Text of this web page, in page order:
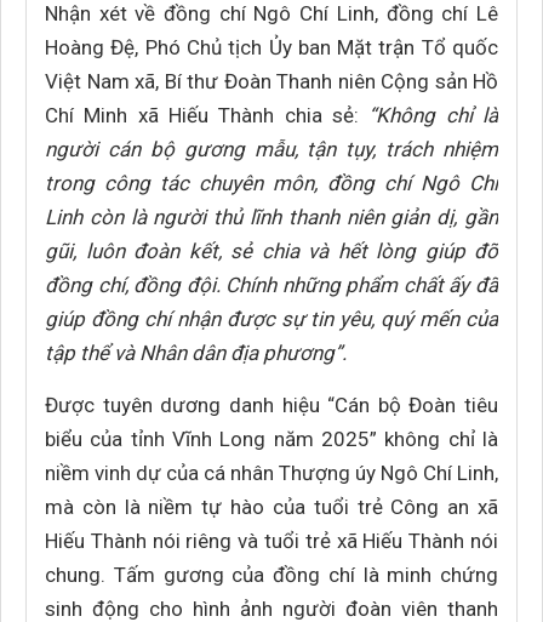
Nhận xét về đồng chí Ngô Chí Linh, đồng chí Lê
Hoàng Đệ, Phó Chủ tịch Ủy ban Mặt trận Tổ quốc
Việt Nam xã, Bí thư Đoàn Thanh niên Cộng sản Hồ
Chí Minh xã Hiếu Thành chia sẻ: “Không chỉ là
người cán bộ gương mẫu, tận tụy, trách nhiệm
trong công tác chuyên môn, đồng chí Ngô Chí
Linh còn là người thủ lĩnh thanh niên giản dị, gần
gũi, luôn đoàn kết, sẻ chia và hết lòng giúp đỡ
đồng chí, đồng đội. Chính những phẩm chất ấy đã
giúp đồng chí nhận được sự tin yêu, quý mến của
tập thể và Nhân dân địa phương”.
Được tuyên dương danh hiệu “Cán bộ Đoàn tiêu
biểu của tỉnh Vĩnh Long năm 2025” không chỉ là
niềm vinh dự của cá nhân Thượng úy Ngô Chí Linh,
mà còn là niềm tự hào của tuổi trẻ Công an xã
Hiếu Thành nói riêng và tuổi trẻ xã Hiếu Thành nói
chung. Tấm gương của đồng chí là minh chứng
sinh động cho hình ảnh người đoàn viên thanh